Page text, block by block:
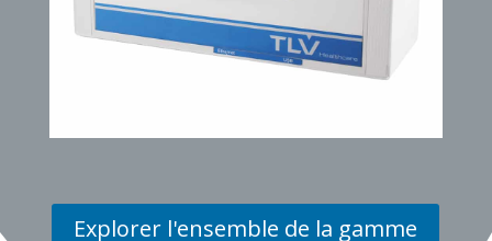
Explorer l'ensemble de la gamme